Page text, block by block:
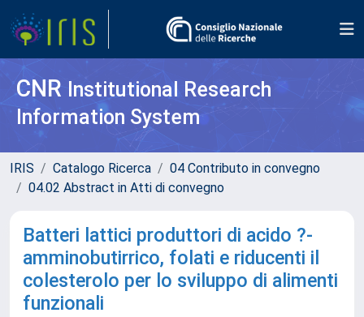
CNR Institutional Research
Information System
IRIS Catalogo Ricerca
04 Contributo in convegno
04.02 Abstract in Atti di convegno
Batteri lattici produttori di acido ?-
amminobutirrico, folati e riducenti il
colesterolo per lo sviluppo di alimenti
funzionali